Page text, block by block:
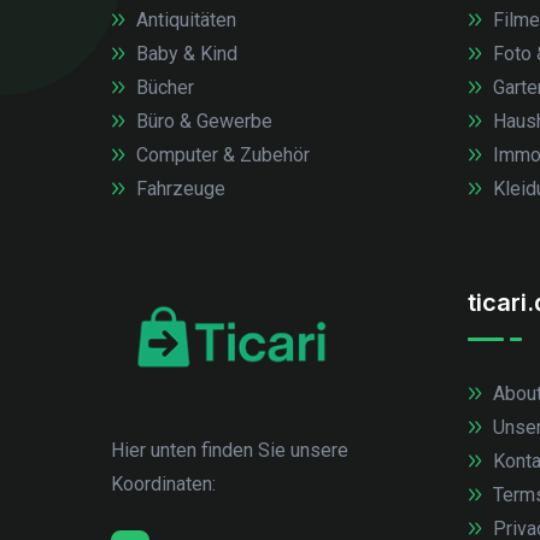
Antiquitäten
Baby & Kind
Bücher
Büro & Gewerbe
Computer & Zubehör
Fahrzeuge
Filme
Foto
Hier unten finden Sie unsere
Koordinaten: